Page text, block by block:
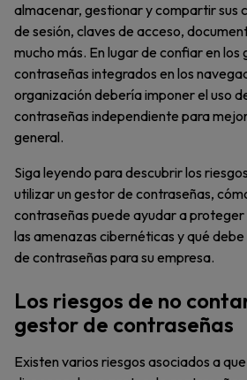
almacenar, gestionar y compartir sus
de sesión, claves de acceso,
mucho más. En lugar de confiar en los
contraseñas integrados en los
organización debería imponer el uso
contraseñas independiente para
general.
Siga leyendo para descubrir los
utilizar un gestor de contraseñas,
contraseñas puede ayudar a proteger
las amenazas cibernéticas y qué
de contraseñas para su empresa.
Los riesgos de no
gestor de contraseñas
Existen varios riesgos asociados a